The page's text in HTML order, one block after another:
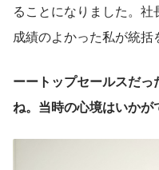
ることになりました。
成績のよかった私が統括
ーートップセールスだ
ね。当時の心境はいかが